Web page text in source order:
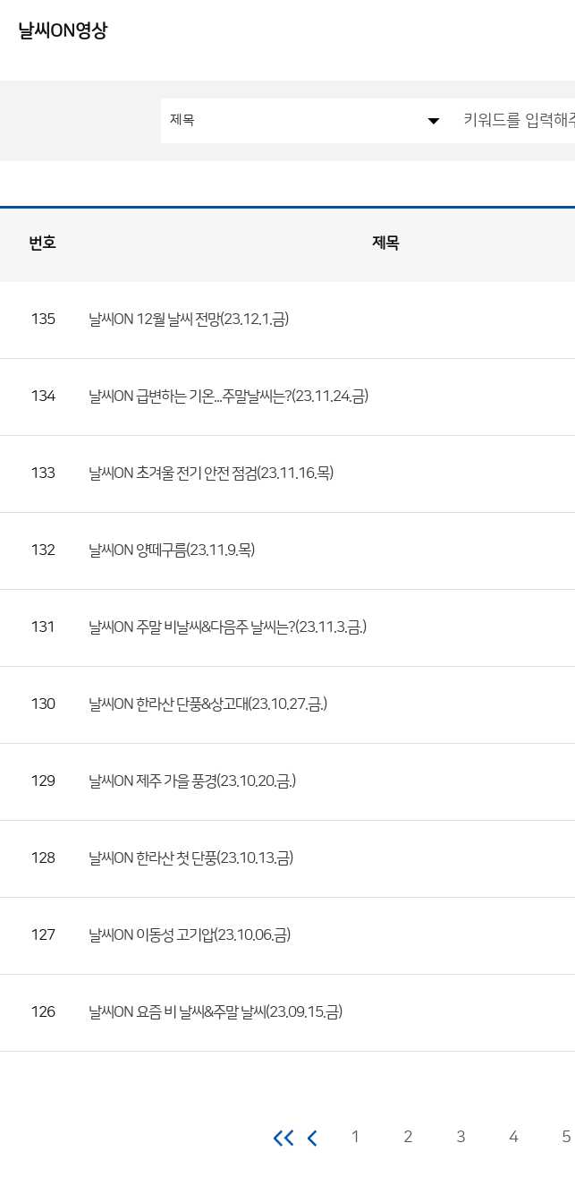
날씨ON영상
부
부
번호 제목
135 날씨ON 12월 날씨 전망(23.12.1.금)
134 날씨ON 급변하는 기온...주말날씨는?(23.11.24.금)
133 날씨ON 초겨울 전기 안전 점검(23.11.16.목)
132 날씨ON 양떼구름(23.11.9.목)
131 날씨ON 주말 비날씨&다음주 날씨는?(23.11.3.금.)
130 날씨ON 한라산 단풍&상고대(23.10.27.금.)
129 날씨ON 제주 가을 풍경(23.10.20.금.)
128 날씨ON 한라산 첫 단풍(23.10.13.금)
127 날씨ON 이동성 고기압(23.10.06.금)
126 날씨ON 요즘 비 날씨&주말 날씨(23.09.15.금)
1 2 3 4 5